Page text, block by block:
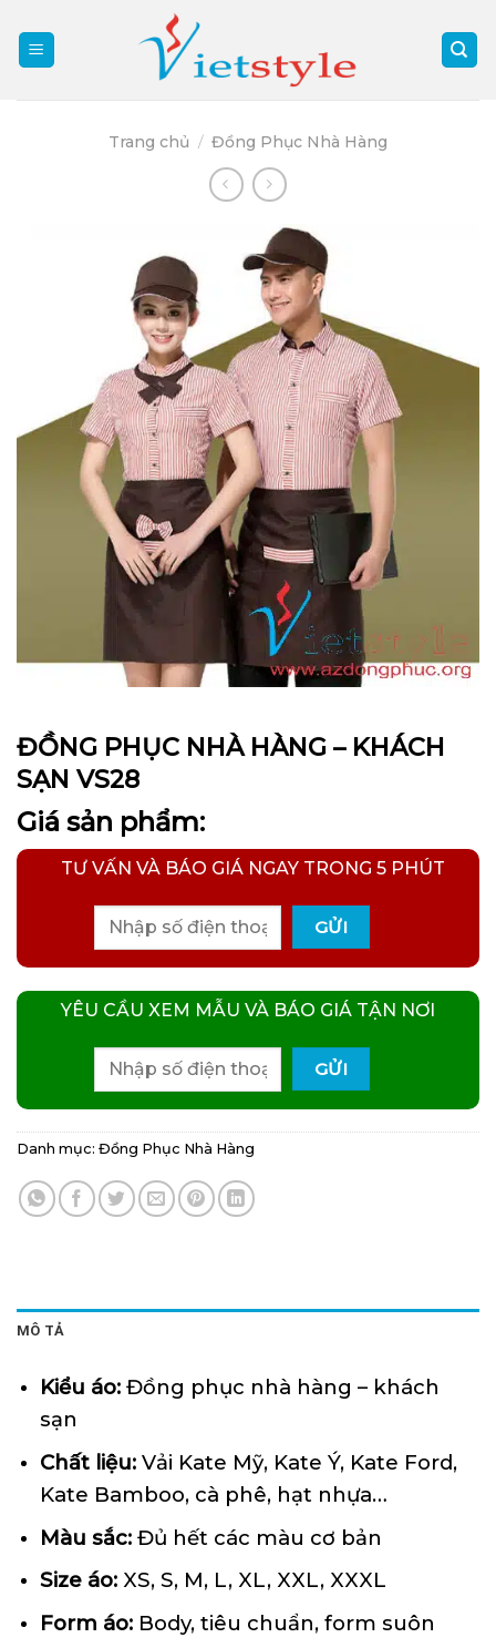
content
Trang chủ / Đồng Phục Nhà Hàng
ĐỒNG PHỤC NHÀ HÀNG – KHÁCH
SẠN VS28
Giá sản phẩm:
TƯ VẤN VÀ BÁO GIÁ NGAY TRONG 5 PHÚT
YÊU CẦU XEM MẪU VÀ BÁO GIÁ TẬN NƠI
Danh mục: Đồng Phục Nhà Hàng
MÔ TẢ
Kiểu áo: Đồng phục nhà hàng – khách
sạn
Chất liệu:Vải Kate Mỹ, Kate Ý, Kate Ford,
Kate Bamboo, cà phê, hạt nhựa…
Màu sắc: Đủ hết các màu cơ bản
Size áo: XS, S, M, L, XL, XXL, XXXL
Form áo: Body, tiêu chuẩn, form suôn